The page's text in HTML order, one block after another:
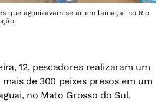
que agonizavam se ar em lamaçal no Rio
12, pescadores realizaram um
de 300 peixes presos em um
no Mato Grosso do Sul.